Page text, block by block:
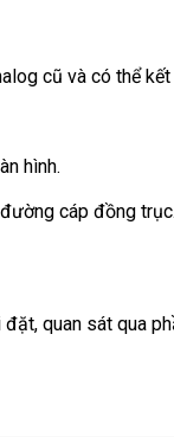
cũ và có thể
hình.
cáp đồng trục.
quan sát qua